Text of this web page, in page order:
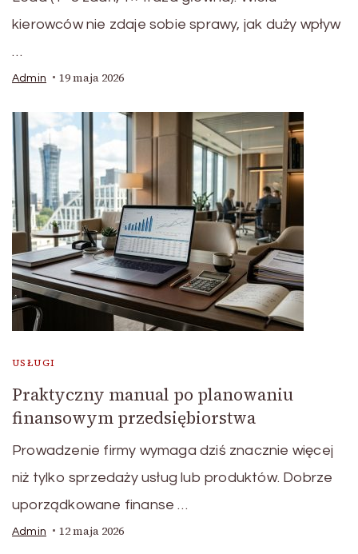
kierowców nie zdaje sobie sprawy, jak duży wpływ
…
Admin 19 maja 2026
USŁUGI
Praktyczny manual po planowaniu
finansowym przedsiębiorstwa
Prowadzenie firmy wymaga dziś znacznie więcej
niż tylko sprzedaży usług lub produktów. Dobrze
uporządkowane finanse …
Admin 12 maja 2026